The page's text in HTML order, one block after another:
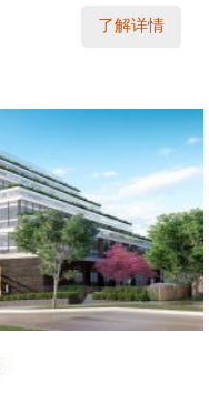
了解详情